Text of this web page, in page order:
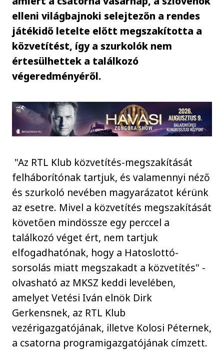
elleni világbajnoki selejtezőn a rendes
játékidő letelte előtt megszakította a
közvetítést, így a szurkolók nem
értesülhettek a találkozó
végeredményéről.
"Az RTL Klub közvetítés-megszakítását
felháborítónak tartjuk, és valamennyi néző
és szurkoló nevében magyarázatot kérünk
az esetre. Mivel a közvetítés megszakítását
követően mindössze egy perccel a
találkozó véget ért, nem tartjuk
elfogadhatónak, hogy a Hatoslottó-
sorsolás miatt megszakadt a közvetítés" -
olvasható az MKSZ keddi levelében,
amelyet Vetési Iván elnök Dirk
Gerkensnek, az RTL Klub
vezérigazgatójának, illetve Kolosi Péternek,
a csatorna programigazgatójának címzett.